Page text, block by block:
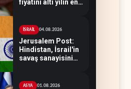
fiyatını altı yılın en
İSRAİL 04.08.2026
Jerusalem Post:
Hindistan, İsrail'in
savaş sanayisini
ASYA 01.08.2026